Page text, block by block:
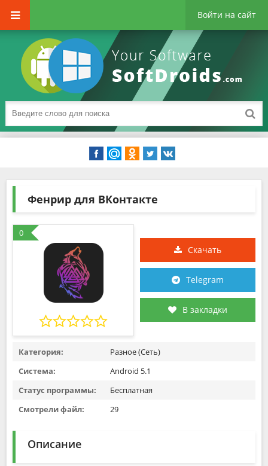
Войти на сайт
Фенрир для ВКонтакте
0
Скачать
Telegram
В закладки
Категория:
Разное (Сеть)
Система:
Android 5.1
Статус программы:
Бесплатная
Смотрели файл:
29
Описание